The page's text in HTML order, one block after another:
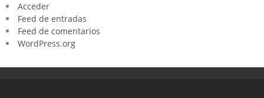
Acceder
Feed de entradas
Feed de comentarios
WordPress.org